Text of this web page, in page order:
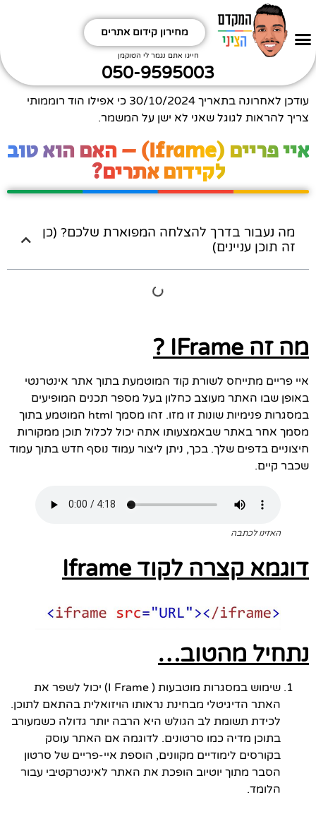
מחירון קידום אתרים
חייגו אתם נגמר לי הטוקמן
050-9595003
עודכן לאחרונה בתאריך 30/10/2024 כי אפילו הוד רוממותי
צריך להראות לגוגל שאני לא ישן על המשמר.
איי פריים (Iframe) – האם הוא טוב
לקידום אתרים?
מה נעבור בדרך להצלחה המפוארת שלכם? (כן
זה תוכן עניינים)
מה זה IFrame ?
איי פריים מתייחס לשורת קוד המוטמעת בתוך אתר אינטרנטי
באופן שבו האתר מעוצב כחלון בעל מספר תכנים המופיעים
במסגרות פנימיות שונות זו מזו. זהו מסמך html המוטמע בתוך
מסמך אחר באתר שבאמצעותו אתה יכול לכלול תוכן ממקורות
חיצוניים בדפים שלך. בכך, ניתן ליצור עמוד נוסף חדש בתוך עמוד
שכבר קיים.
האזינו לכתבה
דוגמא קצרה לקוד Iframe
נתחיל מהטוב…
שימוש במסגרות מוטבעות ( I Frame) יכול לשפר את
האתר הדיגיטלי מבחינת נראותו הויזואלית בהתאם לתוכן.
לכידת תשומת לב הגולש היא הרבה יותר גדולה כשמעורב
בתוכן מדיה כמו סרטונים. לדוגמה אם האתר עוסק
בקורסים לימודיים מקוונים, הוספת איי-פריים של סרטון
הסבר מתוך יוטיוב הופכת את האתר לאינטרקטיבי עבור
הלומד.